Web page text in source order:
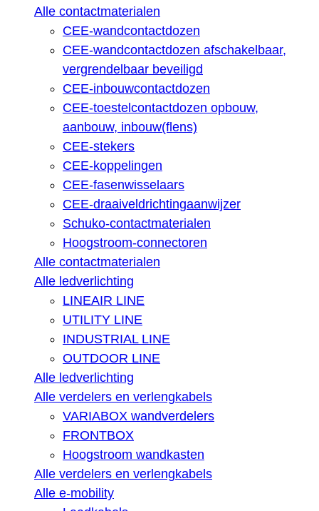
Alle contactmaterialen
CEE-wandcontactdozen
CEE-wandcontactdozen afschakelbaar,
vergrendelbaar beveiligd
CEE-inbouwcontactdozen
CEE-toestelcontactdozen opbouw,
aanbouw, inbouw(flens)
CEE-stekers
CEE-koppelingen
CEE-fasenwisselaars
CEE-draaiveldrichtingaanwijzer
Schuko-contactmaterialen
Hoogstroom-connectoren
Alle contactmaterialen
Alle ledverlichting
LINEAIR LINE
UTILITY LINE
INDUSTRIAL LINE
OUTDOOR LINE
Alle ledverlichting
Alle verdelers en verlengkabels
VARIABOX wandverdelers
FRONTBOX
Hoogstroom wandkasten
Alle verdelers en verlengkabels
Alle e-mobility